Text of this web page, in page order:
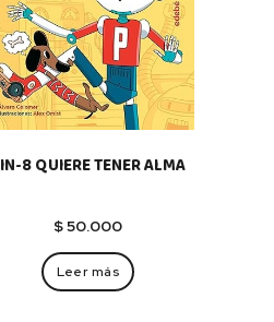
8 QUIERE TENER ALMA
$50.000
Leer más